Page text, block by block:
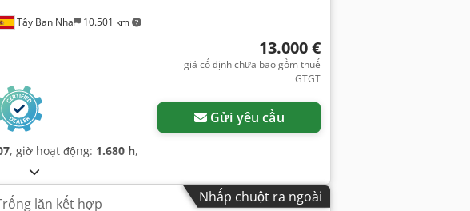
Tây Ban Nha 10.501 km
13.000 €
giá cố định chưa bao gồm thuế
GTGT
Gửi yêu cầu
, giờ hoạt động: 1.680 h,
Nhấp chuột ra ngoài
lăn kết hợp